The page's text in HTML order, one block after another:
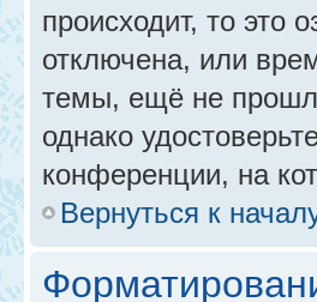
происходит, то это
отключена, или
темы, ещё не
однако
конференции, на
Вернуться к